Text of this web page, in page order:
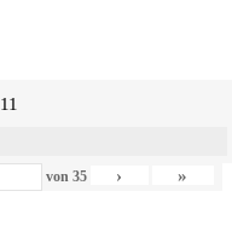
von 35 › »